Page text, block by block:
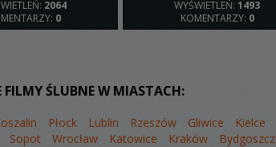
2064
0
WYŚWIETLEŃ: 1493
KOMENTARZY: 0
FILMY ŚLUBNE W MIASTACH:
Płock Lublin Rzeszów Gliwice Kielce
Sopot Wrocław Katowice Kraków Bydgoszcz